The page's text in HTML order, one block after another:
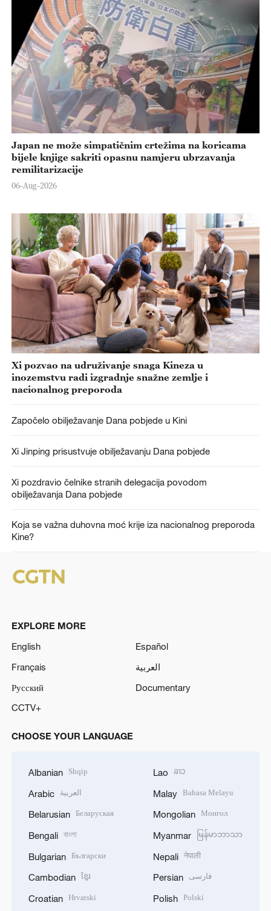
Japan ne može simpatičnim crtežima na koricama
bijele knjige sakriti opasnu namjeru ubrzavanja
remilitarizacije
06-Aug-2026
Xi pozvao na udruživanje snaga Kineza u
inozemstvu radi izgradnje snažne zemlje i
nacionalnog preporoda
Započelo obilježavanje Dana pobjede u Kini
Xi Jinping prisustvuje obilježavanju Dana pobjede
Xi pozdravio čelnike stranih delegacija povodom
obilježavanja Dana pobjede
Koja se važna duhovna moć krije iza nacionalnog preporoda
Kine?
EXPLORE MORE
English
Español
Français
العربية
Русский
Documentary
CCTV+
CHOOSE YOUR LANGUAGE
Albanian Shqip
Arabic العربية
Belarusian Беларуская
Bengali বাংলা
Bulgarian Български
Cambodian ខ្មែរ
Croatian Hrvatski
Lao ລາວ
Malay Bahasa Melayu
Mongolian Монгол
Myanmar မြန်မာဘာသာ
Nepali नेपाली
Persian فارسی
Polish Polski